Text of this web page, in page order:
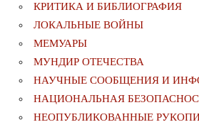
КРИТИКА И БИБЛИОГРАФИЯ
ЛОКАЛЬНЫЕ ВОЙНЫ
МЕМУАРЫ
МУНДИР ОТЕЧЕСТВА
НАУЧНЫЕ СООБЩЕНИЯ И
НАЦИОНАЛЬНАЯ
НЕОПУБЛИКОВАННЫЕ